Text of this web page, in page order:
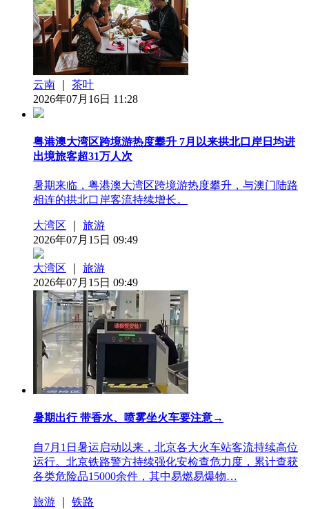
云南
茶叶
2026年07月16日 11:28
粤港澳大湾区跨境游热度攀升 7月以来拱北口岸日均进
出境旅客超31万人次
暑期来临，粤港澳大湾区跨境游热度攀升，与澳门陆路
相连的拱北口岸客流持续增长。
大湾区
旅游
2026年07月15日 09:49
大湾区
旅游
2026年07月15日 09:49
暑期出行 带香水、喷雾坐火车要注意→
自7月1日暑运启动以来，北京各大火车站客流持续高位
运行。北京铁路警方持续强化安检查危力度，累计查获
各类危险品15000余件，其中易燃易爆物…
旅游
铁路